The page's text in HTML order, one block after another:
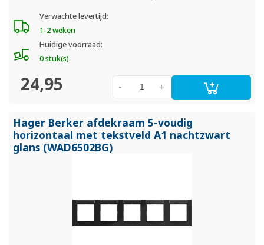
Verwachte levertijd:
1-2 weken
Huidige voorraad:
0 stuk(s)
24,95 +
-
Hager Berker afdekraam 5-voudig
horizontaal met tekstveld A1 nachtzwart
glans (WAD6502BG)